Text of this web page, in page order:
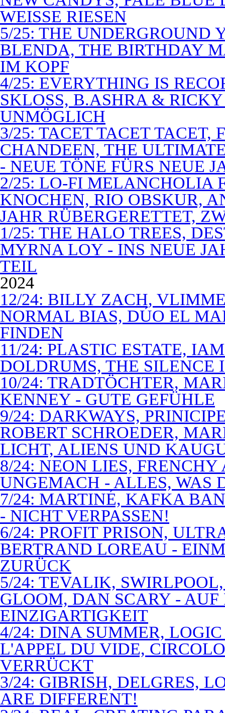
WEISSE RIESEN
5/25: THE UNDERGROUND
BLENDA, THE BIRTHDAY
IM KOPF
4/25: EVERYTHING IS
SKLOSS, B.ASHRA &
UNMÖGLICH
3/25: TACET TACET TACET,
CHANDEEN, THE
- NEUE TÖNE FÜRS NEUE
2/25: LO-FI MELANCHOLIA
KNOCHEN, RIO OBSKUR,
JAHR RÜBERGERETTET,
1/25: THE HALO TREES,
MYRNA LOY - INS NEUE
TEIL
2024
12/24: BILLY ZACH,
NORMAL BIAS, DÚO EL
FINDEN
11/24: PLASTIC ESTATE,
DOLDRUMS, THE SILENCE
10/24: TRADTÖCHTER,
KENNEY - GUTE GEFÜHLE
9/24: DARKWAYS,
ROBERT SCHROEDER,
LICHT, ALIENS UND
8/24: NEON LIES,
UNGEMACH - ALLES, WAS
7/24: MARTINÉ, KAFKA
- NICHT VERPASSEN!
6/24: PROFIT PRISON,
BERTRAND LOREAU -
ZURÜCK
5/24: TEVALIK,
GLOOM, DAN SCARY -
EINZIGARTIGKEIT
4/24: DINA SUMMER,
L'APPEL DU VIDE,
VERRÜCKT
3/24: GIBRISH, DELGRES,
ARE DIFFERENT!